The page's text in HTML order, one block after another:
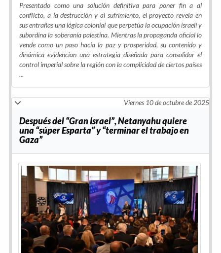
Presentado como una solución definitiva para poner fin a al
conflicto, a la destrucción y al sufrimiento, el proyecto revela en
sus entrañas una lógica colonial que perpetúa la ocupación israelí y
subordina la soberanía palestina. Mientras la propaganda oficial lo
vende como un paso hacia la paz y prosperidad, su contenido y
dinámica evidencian una estrategia diseñada para consolidar el
control imperial sobre la región con la complicidad de ciertos países
...
Viernes 10 de octubre de 2025
Después del “Gran Israel”, Netanyahu quiere
una “súper Esparta” y “terminar el trabajo en
Gaza”